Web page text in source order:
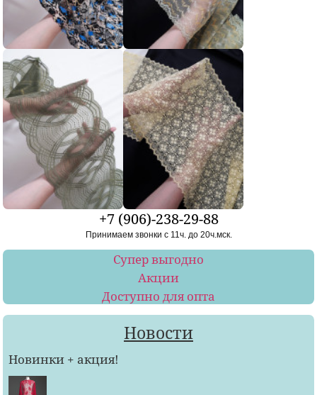
+7 (906)-238-29-88
Принимаем звонки с 11ч. до 20ч.мск.
Супер выгодно
Акции
Доступно для опта
Новости
Новинки + акция!